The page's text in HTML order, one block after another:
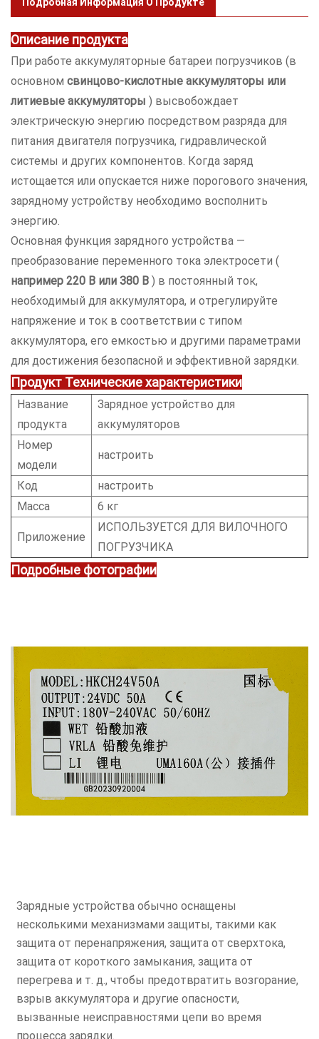
Описание продукта
При работе аккумуляторные батареи погрузчиков (в
основном свинцово-кислотные аккумуляторы или
литиевые аккумуляторы ) высвобождает
электрическую энергию посредством разряда для
питания двигателя погрузчика, гидравлической
системы и других компонентов. Когда заряд
истощается или опускается ниже порогового значения,
зарядному устройству необходимо восполнить
энергию.
Основная функция зарядного устройства —
преобразование переменного тока электросети (
например 220 В или 380 В ) в постоянный ток,
необходимый для аккумулятора, и отрегулируйте
напряжение и ток в соответствии с типом
аккумулятора, его емкостью и другими параметрами
для достижения безопасной и эффективной зарядки.
Продукт Технические характеристики
Название
продукта
Зарядное устройство для
аккумуляторов
Номер
модели
настроить
Код
настроить
Масса
6 кг
Приложение
ИСПОЛЬЗУЕТСЯ ДЛЯ ВИЛОЧНОГО
ПОГРУЗЧИКА
Подробные фотографии
Зарядные устройства обычно оснащены
несколькими механизмами защиты, такими как
защита от перенапряжения, защита от сверхтока,
защита от короткого замыкания, защита от
перегрева и т. д., чтобы предотвратить возгорание,
взрыв аккумулятора и другие опасности,
вызванные неисправностями цепи во время
процесса зарядки.